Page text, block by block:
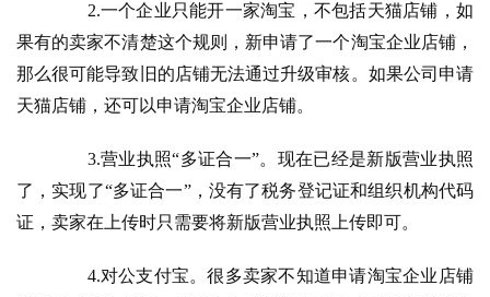
2.一个企业只能开一家淘宝，不包括天猫店铺，如
果有的卖家不清楚这个规则，新申请了一个淘宝企业店铺，
那么很可能导致旧的店铺无法通过升级审核。如果公司申请
天猫店铺，还可以申请淘宝企业店铺。
3.营业执照“多证合一”。现在已经是新版营业执照
了，实现了“多证合一”，没有了税务登记证和组织机构代码
证，卖家在上传时只需要将新版营业执照上传即可。
4.对公支付宝。很多卖家不知道申请淘宝企业店铺